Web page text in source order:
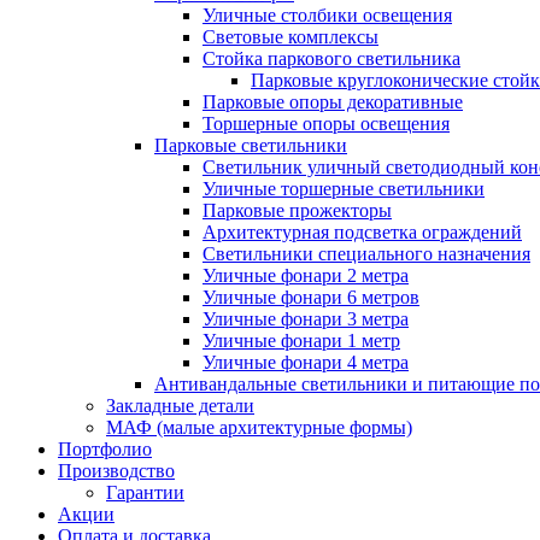
Уличные столбики освещения
Световые комплексы
Стойка паркового светильника
Парковые круглоконические
Парковые опоры декоративные
Торшерные опоры освещения
Парковые светильники
Светильник уличный светодиодный
Уличные торшерные светильники
Парковые прожекторы
Архитектурная подсветка ограждений
Светильники специального назначения
Уличные фонари 2 метра
Уличные фонари 6 метров
Уличные фонари 3 метра
Уличные фонари 1 метр
Уличные фонари 4 метра
Антивандальные светильники и питающие
Закладные детали
МАФ (малые архитектурные формы)
Портфолио
Производство
Гарантии
Акции
Оплата и доставка